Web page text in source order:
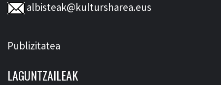
albisteak@kultursharea.eus
Publizitatea
LAGUNTZAILEAK